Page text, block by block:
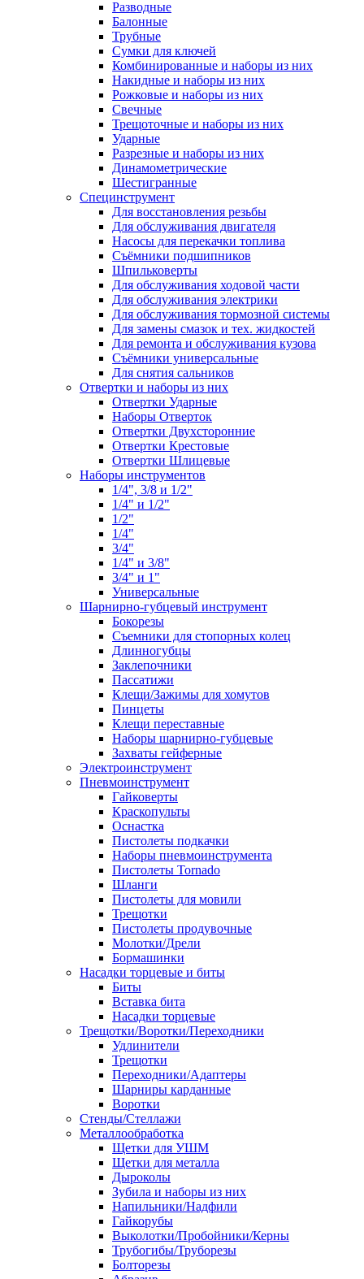
Разводные
Балонные
Трубные
Сумки для ключей
Комбинированные и наборы из них
Накидные и наборы из них
Рожковые и наборы из них
Свечные
Трещоточные и наборы из них
Ударные
Разрезные и наборы из них
Динамометрические
Шестигранные
Специнструмент
Для восстановления резьбы
Для обслуживания двигателя
Насосы для перекачки топлива
Съёмники подшипников
Шпильковерты
Для обслуживания ходовой части
Для обслуживания электрики
Для обслуживания тормозной системы
Для замены смазок и тех. жидкостей
Для ремонта и обслуживания кузова
Съёмники универсальные
Для снятия сальников
Отвертки и наборы из них
Отвертки Ударные
Наборы Отверток
Отвертки Двухсторонние
Отвертки Крестовые
Отвертки Шлицевые
Наборы инструментов
1/4", 3/8 и 1/2"
1/4" и 1/2"
1/2"
1/4"
3/4"
1/4" и 3/8"
3/4" и 1"
Универсальные
Шарнирно-губцевый инструмент
Бокорезы
Съемники для стопорных колец
Длинногубцы
Заклепочники
Пассатижи
Клещи/Зажимы для хомутов
Пинцеты
Клещи переставные
Наборы шарнирно-губцевые
Захваты гейферные
Электроинструмент
Пневмоинструмент
Гайковерты
Краскопульты
Оснастка
Пистолеты подкачки
Наборы пневмоинструмента
Пистолеты Tornado
Шланги
Пистолеты для мовили
Трещотки
Пистолеты продувочные
Молотки/Дрели
Бормашинки
Насадки торцевые и биты
Биты
Вставка бита
Насадки торцевые
Трещотки/Воротки/Переходники
Удлинители
Трещотки
Переходники/Адаптеры
Шарниры карданные
Воротки
Стенды/Стеллажи
Металлообработка
Щетки для УШМ
Щетки для металла
Дыроколы
Зубила и наборы из них
Напильники/Надфили
Гайкорубы
Выколотки/Пробойники/Керны
Трубогибы/Труборезы
Болторезы